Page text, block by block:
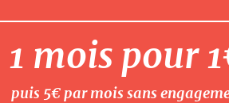
1 mois pour
puis 5€ par mois sans